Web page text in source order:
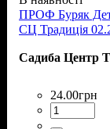
ПРОФ Буряк
СЦ Традиція
Садиба Центр
24.00грн